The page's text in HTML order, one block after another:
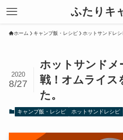
ふたりキ
ホーム キャンプ飯・レシピ ホットサンドレシ
ホットサンドメ
戦！オムライス
た。
2020
8/27
キャンプ飯・レシピ ホットサンドレシピ